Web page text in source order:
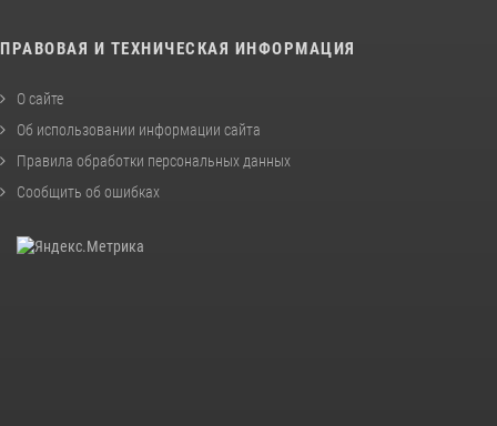
ПРАВОВАЯ И ТЕХНИЧЕСКАЯ ИНФОРМАЦИЯ
О сайте
Об использовании информации сайта
Правила обработки персональных данных
Сообщить об ошибках